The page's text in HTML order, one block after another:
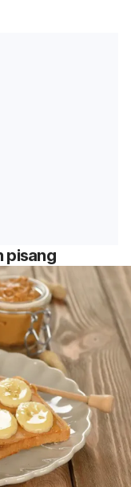
pisang